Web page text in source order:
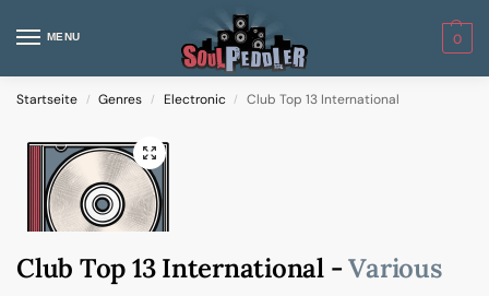
MENU 0
Startseite / Genres / Electronic / Club Top 13 International
Club Top 13 International -Various